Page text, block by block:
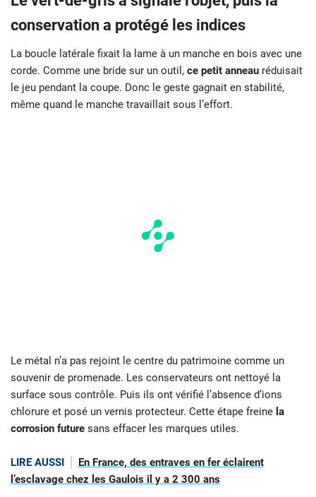
conservation a protégé les indices
La boucle latérale fixait la lame à un manche en bois avec une
corde. Comme une bride sur un outil, ce petit anneau réduisait
le jeu pendant la coupe. Donc le geste gagnait en stabilité,
même quand le manche travaillait sous l’effort.
Le métal n’a pas rejoint le centre du patrimoine comme un
souvenir de promenade. Les conservateurs ont nettoyé la
surface sous contrôle. Puis ils ont vérifié l’absence d’ions
chlorure et posé un vernis protecteur. Cette étape freine la
corrosion future sans effacer les marques utiles.
LIRE AUSSI
En France, des entraves en fer éclairent
l’esclavage chez les Gaulois il y a 2 300 ans